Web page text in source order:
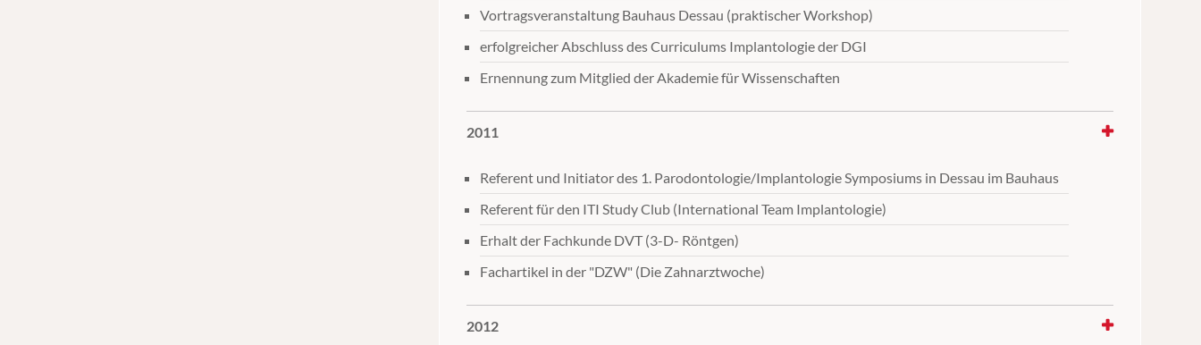
Vortragsveranstaltung Bauhaus Dessau (praktischer Workshop)
erfolgreicher Abschluss des Curriculums Implantologie der DGI
Ernennung zum Mitglied der Akademie für Wissenschaften
2011
Referent und Initiator des 1. Parodontologie/Implantologie Symposiums in Dessau im Bauhaus
Referent für den ITI Study Club (International Team Implantologie)
Erhalt der Fachkunde DVT (3-D- Röntgen)
Fachartikel in der "DZW" (Die Zahnarztwoche)
2012